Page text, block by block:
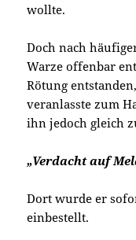
wollte.
Doch nach
Warze offenbar
Rötung
veranlasste zum
ihn jedoch gleich
„Verdacht auf
Dort wurde er
einbestellt.